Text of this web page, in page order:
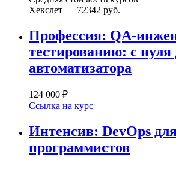
Хекслет — 72342 руб.
Профессия: QA-
тестированию: с нуля
автоматизатора
124 000 ₽
Ссылка на курс
Интенсив: DevOps
программистов